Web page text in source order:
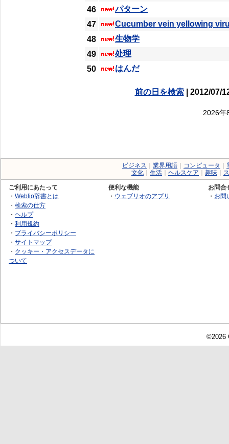
46
パターン
47
Cucumber vein yellowing
48
生物学
49
处理
50
はんだ
前の日を検索| 2012/07/
2026年
ビジネス 業界用語 コンピュータ
文化
生活 ヘルスケア 趣味
ご利用にあたって
・ Weblio辞書とは
・ 検索の仕方
・ ヘルプ
・ 利用規約
・ プライバシーポリシー
・ サイトマップ
・ クッキー・アクセスデータに
ついて
便利な機能
・ ウェブリオのアプリ
お問合
・ お問
©2026